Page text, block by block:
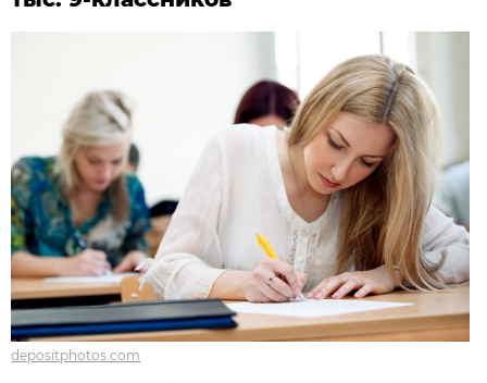
depositphotos.com